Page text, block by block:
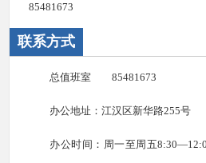
联系方式
总值班室 85481673
办公地址：江汉区新华路255号
办公时间：周一至周五